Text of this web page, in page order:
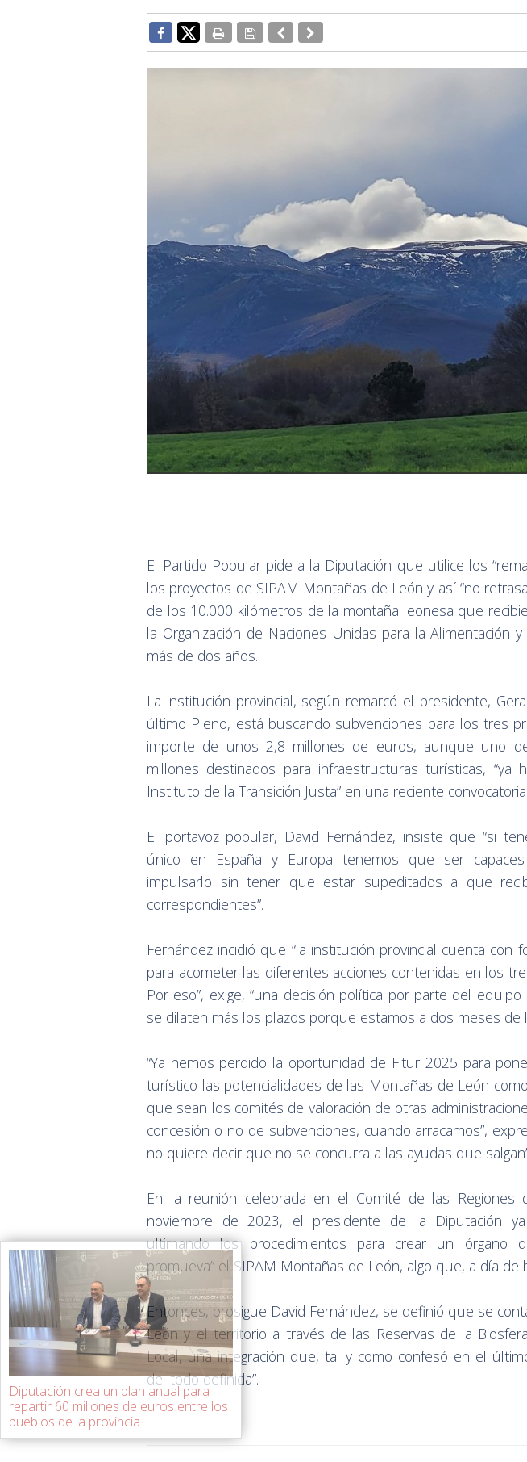
El Partido Popular pide a la Diputación que utilice los
los proyectos de SIPAM Montañas de León y así “no
de los 10.000 kilómetros de la montaña leonesa que
la Organización de Naciones Unidas para la Alimentación
más de dos años.
La institución provincial, según remarcó el presidente,
último Pleno, está buscando subvenciones para los tres
importe de unos 2,8 millones de euros, aunque uno
millones destinados para infraestructuras turísticas, “ya
Instituto de la Transición Justa” en una reciente convocatoria.
El portavoz popular, David Fernández, insiste que “si
único en España y Europa tenemos que ser
impulsarlo sin tener que estar supeditados a que
correspondientes”.
Fernández incidió que “la institución provincial cuenta con
para acometer las diferentes acciones contenidas en los
Por eso”, exige, “una decisión política por parte del
se dilaten más los plazos porque estamos a dos meses de
“Ya hemos perdido la oportunidad de Fitur 2025 para
turístico las potencialidades de las Montañas de León
que sean los comités de valoración de otras
concesión o no de subvenciones, cuando arracamos”,
no quiere decir que no se concurra a las ayudas que
En la reunión celebrada en el Comité de las Regiones
noviembre de 2023, el presidente de la Diputación
ultimando los procedimientos para crear un órgano
promueva” el SIPAM Montañas de León, algo que, a día de
Entonces, prosigue David Fernández, se definió que se
León y el territorio a través de las Reservas de la
Local, una integración que, tal y como confesó en el
del todo definida”.
Diputación crea un plan anual para
repartir 60 millones de euros entre los
pueblos de la provincia